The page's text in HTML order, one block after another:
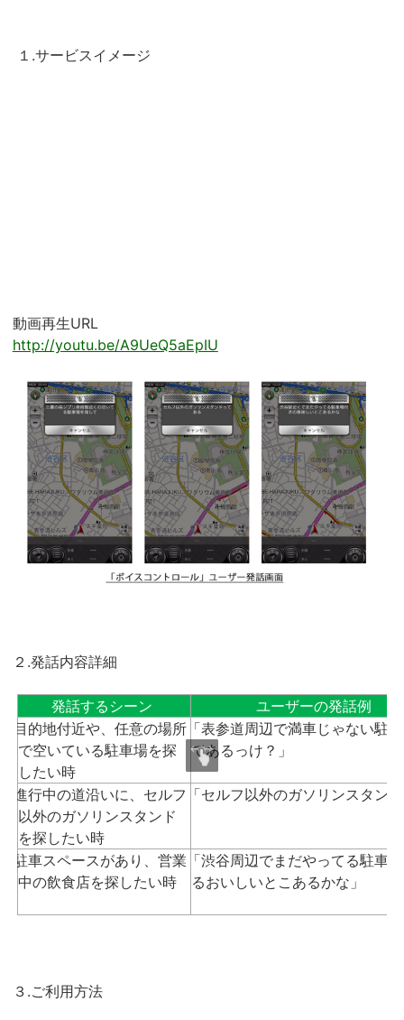
１.サービスイメージ
動画再生URL
http://youtu.be/A9UeQ5aEpIU
２.発話内容詳細
発話するシーン
ユーザーの発話例
目的地付近や、任意の場所
で空いている駐車場を探
したい時
「表参道周辺で満車じゃない駐
てあるっけ？」
進行中の道沿いに、セルフ
以外のガソリンスタンド
を探したい時
「セルフ以外のガソリンスタン
駐車スペースがあり、営業
中の飲食店を探したい時
「渋谷周辺でまだやってる駐車
るおいしいとこあるかな」
３.ご利用方法